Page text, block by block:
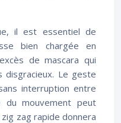
il est essentiel de
bien chargée en
de mascara qui
Le geste
interruption entre
du mouvement peut
zag rapide donnera